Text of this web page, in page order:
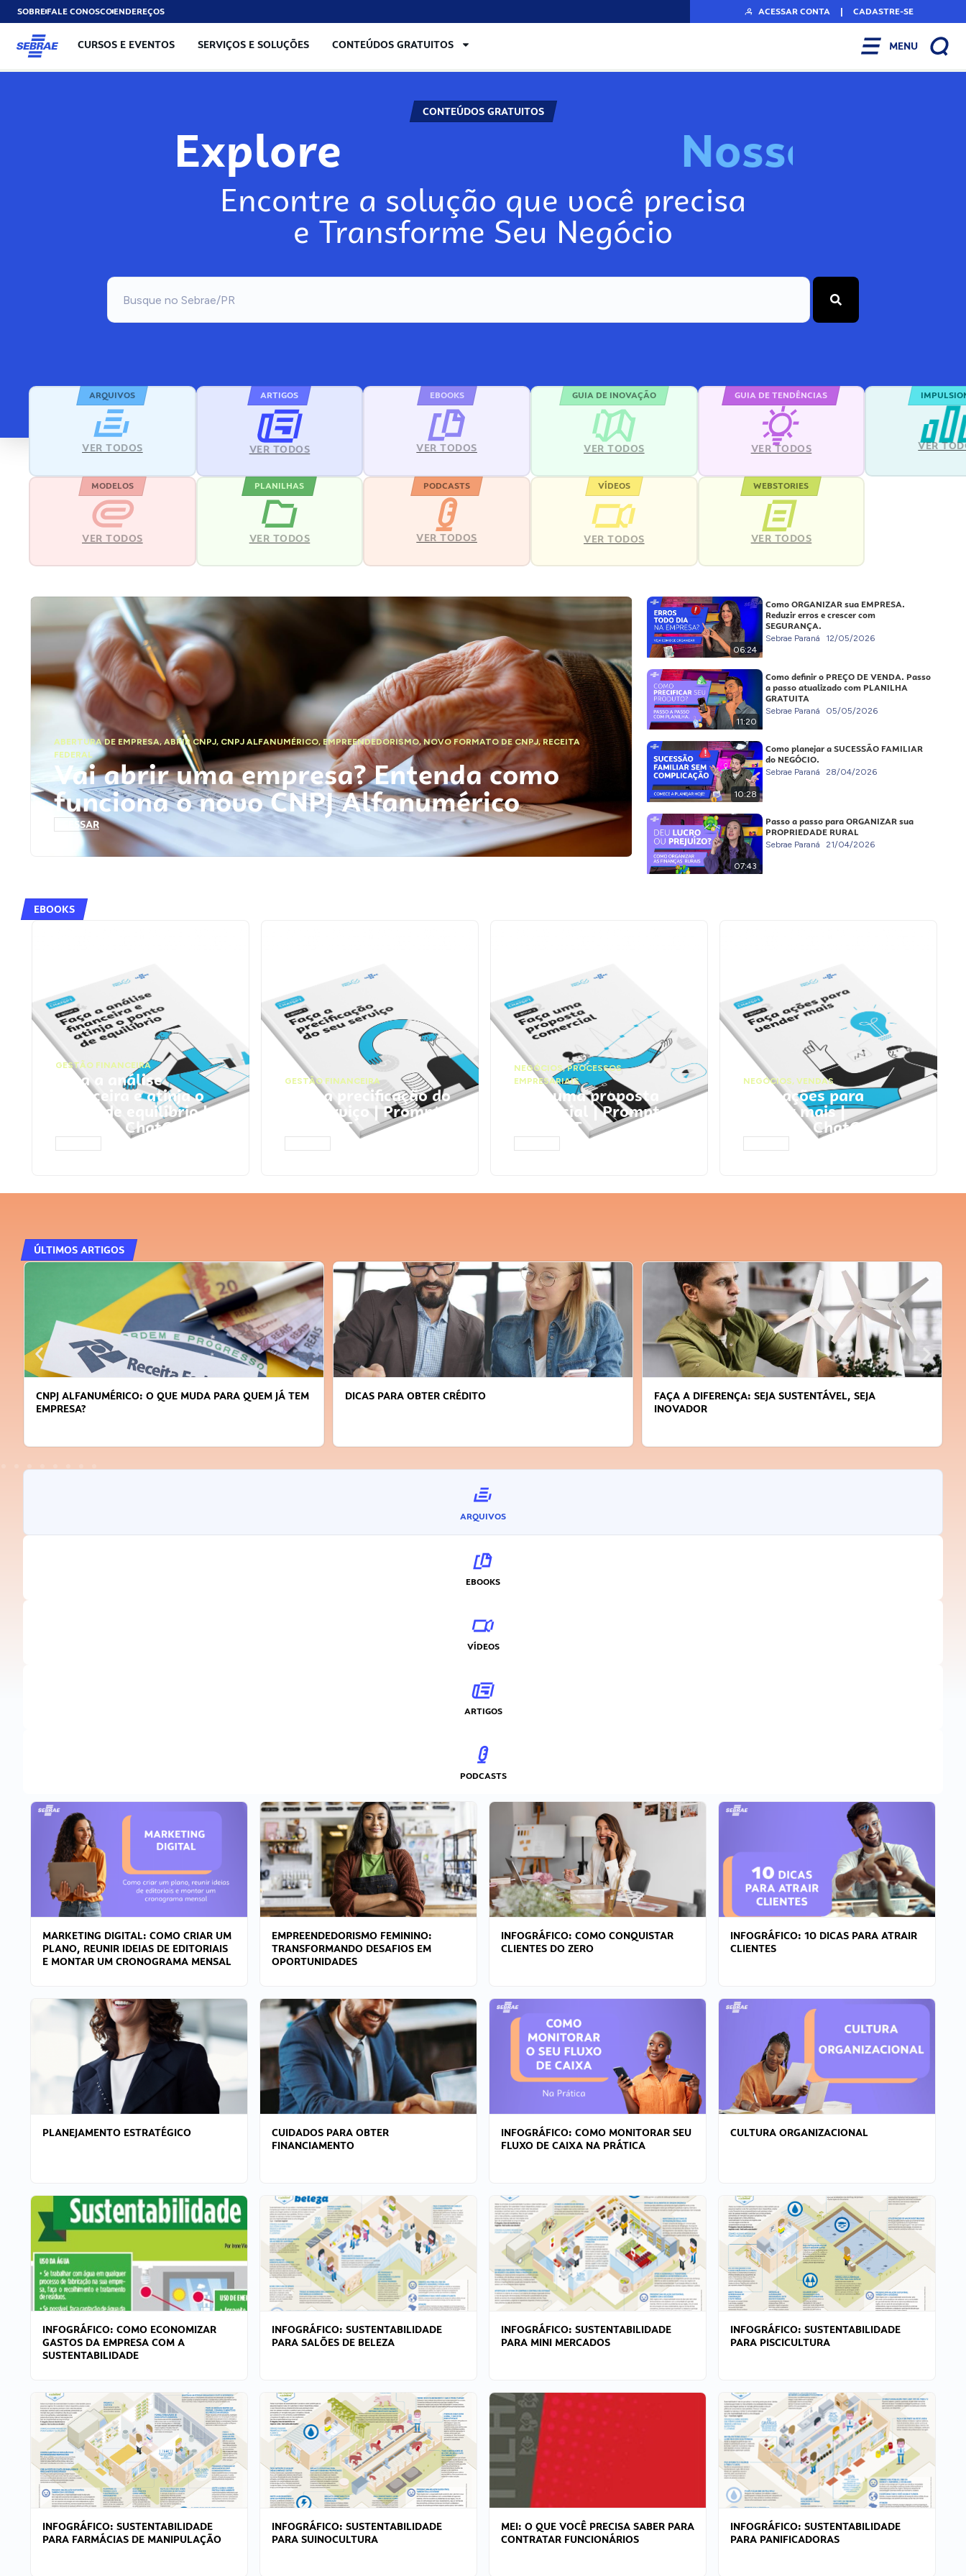
SOBREFALE CONOSCOENDEREÇOS ACESSAR CONTA | CADASTRE-SE
CURSOS E EVENTOS SERVIÇOS E SOLUÇÕES CONTEÚDOS GRATUITOS MENU
CONTEÚDOS GRATUITOS
Explore Nosso
Encontre a solução que você precisa
e Transforme Seu Negócio
ARQUIVOS
VER TODOS
ARTIGOS
VER TODOS
EBOOKS
VER TODOS
GUIA DE INOVAÇÃO
VER TODOS
GUIA DE TENDÊNCIAS
VER TODOS VER
MODELOS
VER TODOS
PLANILHAS
VER TODOS
PODCASTS
VER TODOS
VÍDEOS
VER TODOS
WEBSTORIES
VER TODOS
ABERTURA DE EMPRESA,ABRIR CNPJ, CNPJ ALFANUMÉRICO, EMPREENDEDORISMO,NOVO FORMATO DE CNPJ,RECEITA
FEDERAL
Vai abrir uma empresa? Entenda como
funciona o novo CNPJ Alfanumérico
ACESSAR
06:24
Como ORGANIZAR sua EMPRESA.
Reduzir erros e crescer com
SEGURANÇA.
Sebrae Paraná 12/05/2026
11:20
Como definir o PREÇO DE VENDA. Passo
a passo atualizado com PLANILHA
GRATUITA
Sebrae Paraná 05/05/2026
10:28
Como planejar a SUCESSÃO FAMILIAR
do NEGÓCIO.
Sebrae Paraná 28/04/2026
07:43
Passo a passo para ORGANIZAR sua
PROPRIEDADE RURAL
Sebrae Paraná 21/04/2026
EBOOKS
GESTÃO FINANCEIRA
Faça a análise
financeira e atinja o
ponto de equilíbrio |
Prompts ChatGPT
GESTÃO FINANCEIRA
Faça a precificação do
seu serviço | Prompts
ChatGPT
NEGÓCIOS,PROCESSOS
EMPRESARIAIS
Faça uma proposta
comercial | Prompts
ChatGPT
NEGÓCIOS, VENDAS
Faça ações para
vender mais |
Prompts ChatGPT
ÚLTIMOS ARTIGOS
CNPJ ALFANUMÉRICO: O QUE MUDA PARA QUEM JÁ TEM
EMPRESA?
DICAS PARA OBTER CRÉDITO
FAÇA A DIFERENÇA: SEJA SUSTENTÁVEL, SEJA
INOVADOR
ARQUIVOS
EBOOKS
VÍDEOS
ARTIGOS
PODCASTS
MARKETING DIGITAL: COMO CRIAR UM
PLANO, REUNIR IDEIAS DE EDITORIAIS
E MONTAR UM CRONOGRAMA MENSAL
EMPREENDEDORISMO FEMININO:
TRANSFORMANDO DESAFIOS EM
OPORTUNIDADES
INFOGRÁFICO: COMO CONQUISTAR
CLIENTES DO ZERO
INFOGRÁFICO: 10 DICAS PARA ATRAIR
CLIENTES
PLANEJAMENTO ESTRATÉGICO
CUIDADOS PARA OBTER
FINANCIAMENTO
INFOGRÁFICO: COMO MONITORAR SEU
FLUXO DE CAIXA NA PRÁTICA
CULTURA ORGANIZACIONAL
INFOGRÁFICO: COMO ECONOMIZAR
GASTOS DA EMPRESA COM A
SUSTENTABILIDADE
INFOGRÁFICO: SUSTENTABILIDADE
PARA SALÕES DE BELEZA
INFOGRÁFICO: SUSTENTABILIDADE
PARA MINI MERCADOS
INFOGRÁFICO: SUSTENTABILIDADE
PARA PISCICULTURA
INFOGRÁFICO: SUSTENTABILIDADE
PARA FARMÁCIAS DE MANIPULAÇÃO
INFOGRÁFICO: SUSTENTABILIDADE
PARA SUINOCULTURA
MEI: O QUE VOCÊ PRECISA SABER PARA
CONTRATAR FUNCIONÁRIOS
INFOGRÁFICO: SUSTENTABILIDADE
PARA PANIFICADORAS